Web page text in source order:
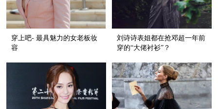
穿上吧- 最具魅力的女老板妆
容
刘诗诗表姐都在抢邓超一年前
穿的“大佬衬衫”？